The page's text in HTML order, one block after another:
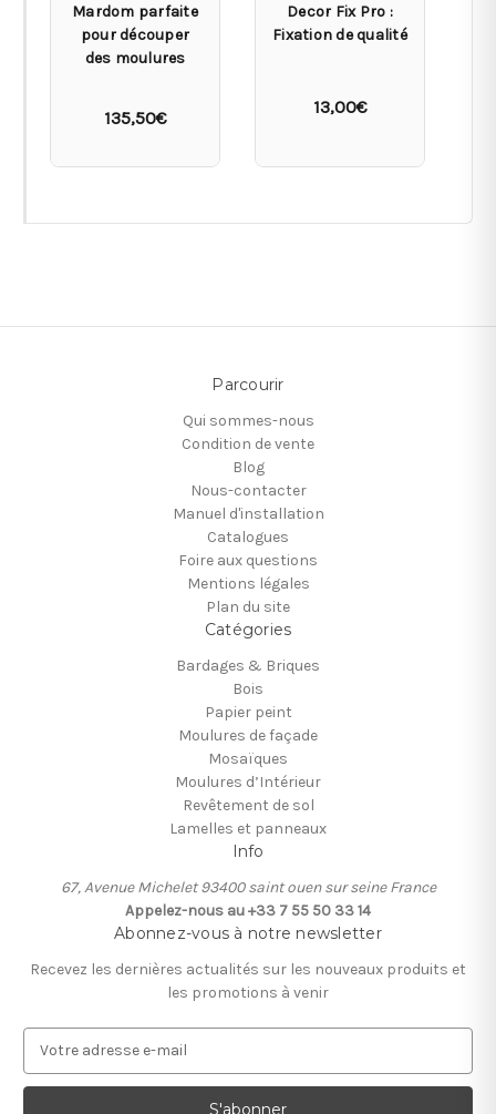
Mardom parfaite
pour découper
des moulures
135,50€
Decor Fix Pro :
Fixation de qualité
13,00€
Parcourir
Qui sommes-nous
Condition de vente
Blog
Nous-contacter
Manuel d'installation
Catalogues
Foire aux questions
Mentions légales
Plan du site
Catégories
Bardages & Briques
Bois
Papier peint
Moulures de façade
Mosaïques
Moulures d’Intérieur
Revêtement de sol
Lamelles et panneaux
Info
67, Avenue Michelet 93400 saint ouen sur seine France
Appelez-nous au +33 7 55 50 33 14
Abonnez-vous à notre newsletter
Recevez les dernières actualités sur les nouveaux produits et
les promotions à venir
r